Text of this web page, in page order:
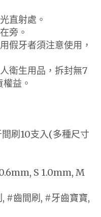
直射處。
旁。
假牙者須注意使用，
衛生用品，拆封無7
益。
刷10支入(多種尺寸
S 1.0mm, M
#齒間刷, #牙齒寶寶,